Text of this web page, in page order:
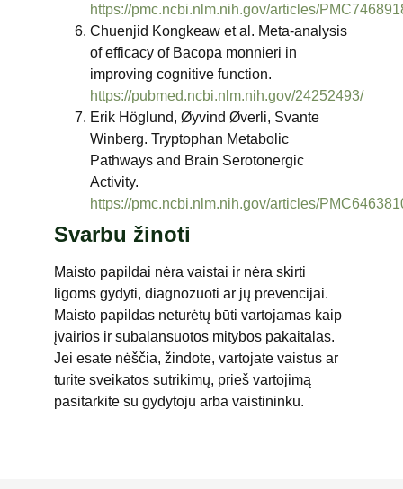
https://pmc.ncbi.nlm.nih.gov/articles/
Chuenjid Kongkeaw et al. Meta-analysis
of efficacy of Bacopa monnieri in
improving cognitive function.
https://pubmed.ncbi.nlm.nih.gov/24252493/
Erik Höglund, Øyvind Øverli, Svante
Winberg. Tryptophan Metabolic
Pathways and Brain Serotonergic
Activity.
https://pmc.ncbi.nlm.nih.gov/articles/
Svarbu žinoti
Maisto papildai nėra vaistai ir nėra skirti
ligoms gydyti, diagnozuoti ar jų prevencijai.
Maisto papildas neturėtų būti vartojamas kaip
įvairios ir subalansuotos mitybos pakaitalas.
Jei esate nėščia, žindote, vartojate vaistus ar
turite sveikatos sutrikimų, prieš vartojimą
pasitarkite su gydytoju arba vaistininku.